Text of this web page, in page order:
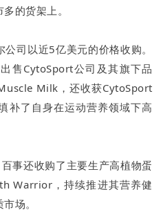
的货架上。
司以近5亿美元的价格收购。
售CytoSport公司及其旗下品
Milk，还收获CytoSport
补了自身在运动营养领域下高
事还收购了主要生产高植物蛋
Warrior，持续推进其营养健
场。